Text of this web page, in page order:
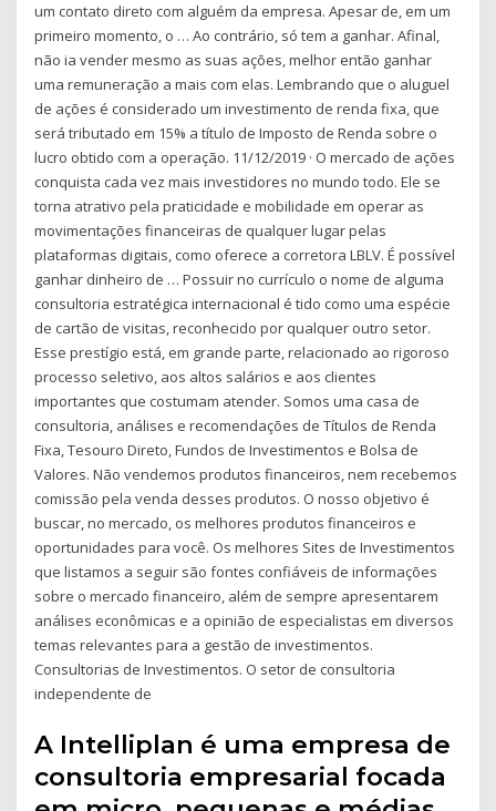
um contato direto com alguém da empresa. Apesar de, em um
primeiro momento, o … Ao contrário, só tem a ganhar. Afinal,
não ia vender mesmo as suas ações, melhor então ganhar
uma remuneração a mais com elas. Lembrando que o aluguel
de ações é considerado um investimento de renda fixa, que
será tributado em 15% a título de Imposto de Renda sobre o
lucro obtido com a operação. 11/12/2019 · O mercado de ações
conquista cada vez mais investidores no mundo todo. Ele se
torna atrativo pela praticidade e mobilidade em operar as
movimentações financeiras de qualquer lugar pelas
plataformas digitais, como oferece a corretora LBLV. É possível
ganhar dinheiro de … Possuir no currículo o nome de alguma
consultoria estratégica internacional é tido como uma espécie
de cartão de visitas, reconhecido por qualquer outro setor.
Esse prestígio está, em grande parte, relacionado ao rigoroso
processo seletivo, aos altos salários e aos clientes
importantes que costumam atender. Somos uma casa de
consultoria, análises e recomendações de Títulos de Renda
Fixa, Tesouro Direto, Fundos de Investimentos e Bolsa de
Valores. Não vendemos produtos financeiros, nem recebemos
comissão pela venda desses produtos. O nosso objetivo é
buscar, no mercado, os melhores produtos financeiros e
oportunidades para você. Os melhores Sites de Investimentos
que listamos a seguir são fontes confiáveis de informações
sobre o mercado financeiro, além de sempre apresentarem
análises econômicas e a opinião de especialistas em diversos
temas relevantes para a gestão de investimentos.
Consultorias de Investimentos. O setor de consultoria
independente de
A Intelliplan é uma empresa de
consultoria empresarial focada